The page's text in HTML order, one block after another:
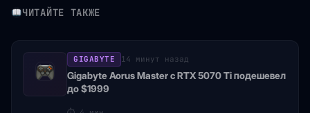
ЧИТАЙТЕ ТАКЖЕ
GIGABYTE 14 минут назад
Gigabyte Aorus Master с RTX 5070 Ti подешевел
до $1999